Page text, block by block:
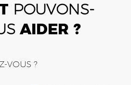
POUVONS-
AIDER ?
VOUS ?